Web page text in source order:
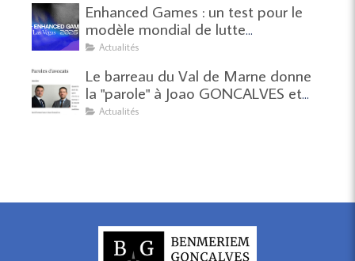
Enhanced Games : un test pour le
modèle mondial de lutte
antidopage
Actualités
Le barreau du Val de Marne donne
la "parole" à Joao GONCALVES et
Yazid BENMERIEM sur le droit du
Actualités